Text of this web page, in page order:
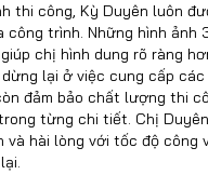
thi công, Kỳ Duyên luôn
công trình. Những hình ảnh
chị hình dung rõ ràng
lại ở việc cung cấp
đảm bảo chất lượng thi
từng chi tiết. Chị
và hài lòng với tốc độ công